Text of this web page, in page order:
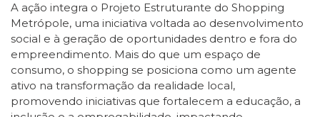
A ação integra o Projeto Estruturante do Shopping
Metrópole, uma iniciativa voltada ao desenvolvimento
social e à geração de oportunidades dentro e fora do
empreendimento. Mais do que um espaço de
consumo, o shopping se posiciona como um agente
ativo na transformação da realidade local,
promovendo iniciativas que fortalecem a educação, a